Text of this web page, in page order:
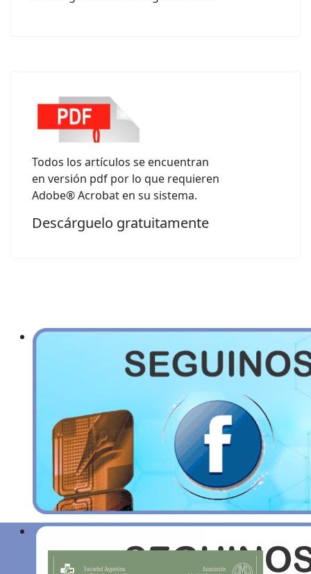
Todos los artículos se encuentran
en versión pdf por lo que requieren
Adobe® Acrobat en su sistema.
Descárguelo gratuitamente